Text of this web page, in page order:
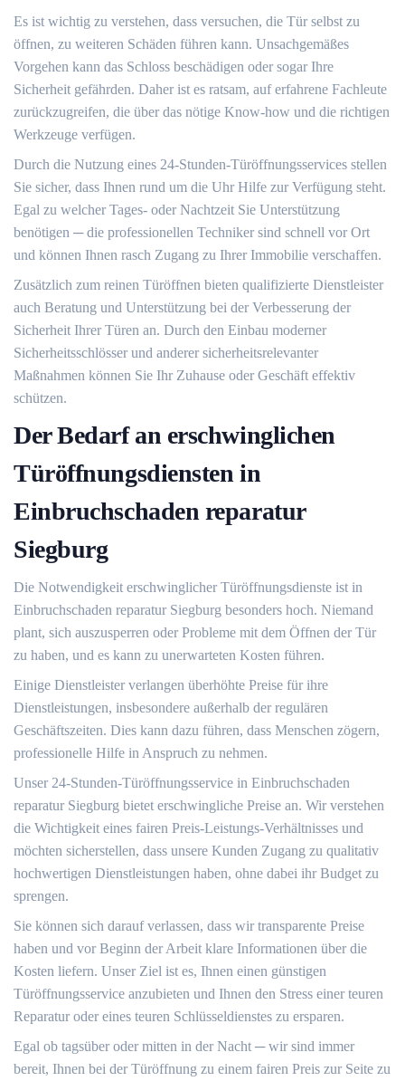
Es ist wichtig zu verstehen, dass versuchen, die Tür selbst zu
öffnen, zu weiteren Schäden führen kann. Unsachgemäßes
Vorgehen kann das Schloss beschädigen oder sogar Ihre
Sicherheit gefährden.​ Daher ist es ratsam, auf erfahrene Fachleute
zurückzugreifen, die über das nötige Know-how und die richtigen
Werkzeuge verfügen.​
Durch die Nutzung eines 24-Stunden-Türöffnungsservices stellen
Sie sicher, dass Ihnen rund um die Uhr Hilfe zur Verfügung steht.
Egal zu welcher Tages- oder Nachtzeit Sie Unterstützung
benötigen ─ die professionellen Techniker sind schnell vor Ort
und können Ihnen rasch Zugang zu Ihrer Immobilie verschaffen.​
Zusätzlich zum reinen Türöffnen bieten qualifizierte Dienstleister
auch Beratung und Unterstützung bei der Verbesserung der
Sicherheit Ihrer Türen an. Durch den Einbau moderner
Sicherheitsschlösser und anderer sicherheitsrelevanter
Maßnahmen können Sie Ihr Zuhause oder Geschäft effektiv
schützen.
Der Bedarf an erschwinglichen
Türöffnungsdiensten in
Einbruchschaden reparatur
Siegburg
Die Notwendigkeit erschwinglicher Türöffnungsdienste ist in
Einbruchschaden reparatur Siegburg besonders hoch.​ Niemand
plant, sich auszusperren oder Probleme mit dem Öffnen der Tür
zu haben, und es kann zu unerwarteten Kosten führen.
Einige Dienstleister verlangen überhöhte Preise für ihre
Dienstleistungen, insbesondere außerhalb der regulären
Geschäftszeiten.​ Dies kann dazu führen, dass Menschen zögern,
professionelle Hilfe in Anspruch zu nehmen.
Unser 24-Stunden-Türöffnungsservice in Einbruchschaden
reparatur Siegburg bietet erschwingliche Preise an.​ Wir verstehen
die Wichtigkeit eines fairen Preis-Leistungs-Verhältnisses und
möchten sicherstellen, dass unsere Kunden Zugang zu qualitativ
hochwertigen Dienstleistungen haben, ohne dabei ihr Budget zu
sprengen.​
Sie können sich darauf verlassen, dass wir transparente Preise
haben und vor Beginn der Arbeit klare Informationen über die
Kosten liefern. Unser Ziel ist es, Ihnen einen günstigen
Türöffnungsservice anzubieten und Ihnen den Stress einer teuren
Reparatur oder eines teuren Schlüsseldienstes zu ersparen.
Egal ob tagsüber oder mitten in der Nacht ─ wir sind immer
bereit, Ihnen bei der Türöffnung zu einem fairen Preis zur Seite zu